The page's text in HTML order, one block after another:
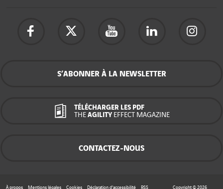
S’ABONNER À LA NEWSLETTER
TÉLÉCHARGER LES PDF
THE AGILITY EFFECT MAGAZINE
CONTACTEZ-NOUS
À propos Mentions légales Cookies Déclaration d’accessibilité RSS Copyright © 2026